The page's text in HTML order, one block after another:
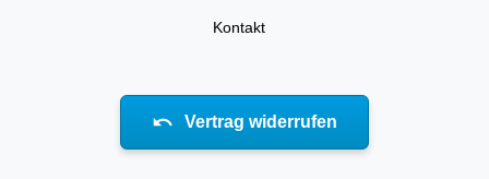
Kontakt
Vertrag widerrufen